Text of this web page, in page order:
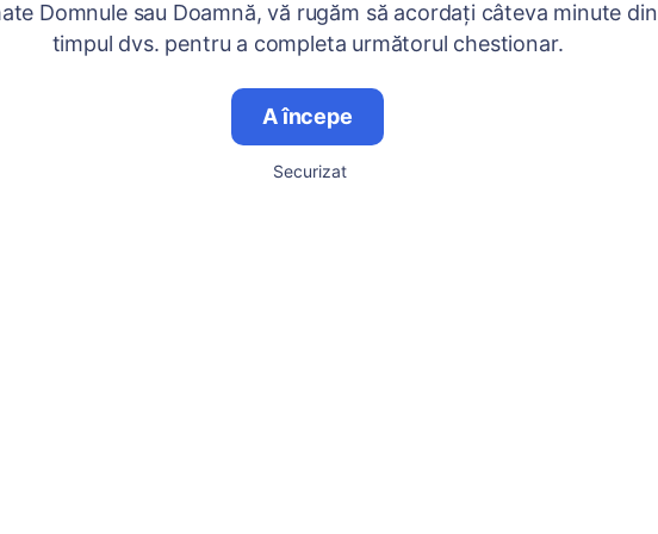
Domnule sau Doamnă, vă rugăm să acordați câteva minute din
timpul dvs. pentru a completa următorul chestionar.
A începe
Securizat